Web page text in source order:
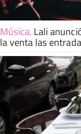
Música. Lali
la venta las